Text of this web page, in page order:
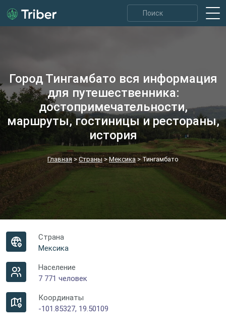
Город Тингамбато вся информация
для путешественника:
достопримечательности,
маршруты, гостиницы и рестораны,
история
Главная>Страны>Мексика>Тингамбато
Страна
Мексика
Население
7 771 человек
Координаты
-101.85327, 19.50109